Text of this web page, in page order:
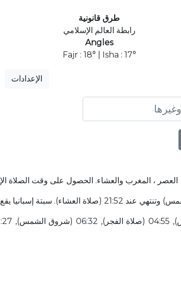
طرق قانونية
رابطة العالم الإسلامي
Angles
Fajr : 18° | Isha : 17°
الإعدادات
العصر ، المغرب والعشاء. الحصول على وقت الصلاة